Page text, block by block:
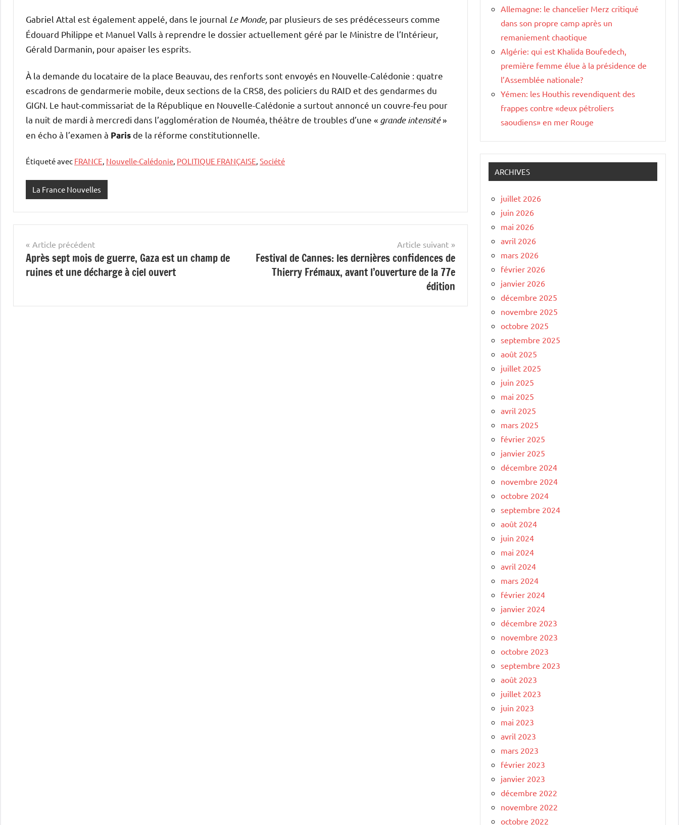
Gabriel Attal est également appelé, dans le journal Le Monde, par plusieurs de ses prédécesseurs comme
Édouard Philippe et Manuel Valls à reprendre le dossier actuellement géré par le Ministre de l’Intérieur,
Gérald Darmanin, pour apaiser les esprits.
À la demande du locataire de la place Beauvau, des renforts sont envoyés en Nouvelle-Calédonie : quatre
escadrons de gendarmerie mobile, deux sections de la CRS8, des policiers du RAID et des gendarmes du
GIGN. Le haut-commissariat de la République en Nouvelle-Calédonie a surtout annoncé un couvre-feu pour
la nuit de mardi à mercredi dans l’agglomération de Nouméa, théâtre de troubles d’une « grande intensité»
en écho à l’examen à Parisde la réforme constitutionnelle.
Étiqueté avec FRANCE Nouvelle-Calédonie POLITIQUE FRANÇAISE Société
La France Nouvelles
Navigation
de
l’article
Article précédent
Après sept mois de guerre, Gaza est un champ de
ruines et une décharge à ciel ouvert
Article suivant
Festival de Cannes: les dernières confidences de
Thierry Frémaux, avant l’ouverture de la 77e
édition
Allemagne: le chancelier Merz critiqué
dans son propre camp après un
remaniement chaotique
Algérie: qui est Khalida Boufedech,
première femme élue à la présidence de
l’Assemblée nationale?
Yémen: les Houthis revendiquent des
frappes contre «deux pétroliers
saoudiens» en mer Rouge
ARCHIVES
juillet 2026
juin 2026
mai 2026
avril 2026
mars 2026
février 2026
janvier 2026
décembre 2025
novembre 2025
octobre 2025
septembre 2025
août 2025
juillet 2025
juin 2025
mai 2025
avril 2025
mars 2025
février 2025
janvier 2025
décembre 2024
novembre 2024
octobre 2024
septembre 2024
août 2024
juin 2024
mai 2024
avril 2024
mars 2024
février 2024
janvier 2024
décembre 2023
novembre 2023
octobre 2023
septembre 2023
août 2023
juillet 2023
juin 2023
mai 2023
avril 2023
mars 2023
février 2023
janvier 2023
décembre 2022
novembre 2022
octobre 2022